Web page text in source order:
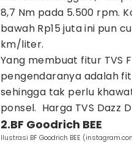
8,7 Nm pada 5.500 rpm.
bawah Rp15 juta ini pun
km/liter.
Yang membuat fitur TVS
pengendaranya adalah
sehingga tak perlu
ponsel. Harga TVS Dazz
2.BF Goodrich BEE
Ilustrasi BF Goodrich BEE